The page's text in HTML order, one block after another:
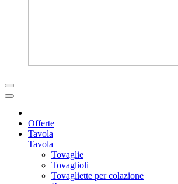
Offerte
Tavola
Tavola
Tovaglie
Tovaglioli
Tovagliette per colazione